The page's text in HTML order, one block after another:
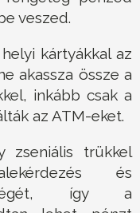
veszed.
kártyákkal az
akassza össze a
inkább csak a
az ATM-eket.
zseniális trükkel
és
így a